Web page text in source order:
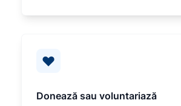
Donează sau voluntariază